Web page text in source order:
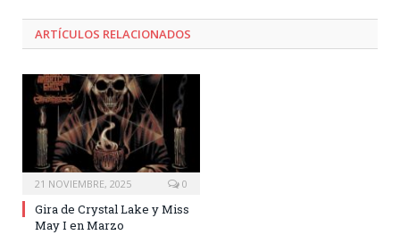
ARTÍCULOS RELACIONADOS
21 NOVIEMBRE, 2025 0
Gira de Crystal Lake y Miss
May I en Marzo